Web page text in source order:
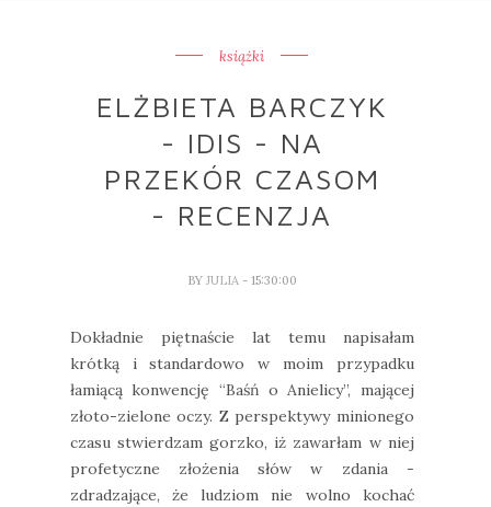
książki
ELŻBIETA BARCZYK
- IDIS - NA
PRZEKÓR CZASOM
- RECENZJA
BY JULIA - 15:30:00
Dokładnie piętnaście lat temu napisałam
krótką i standardowo w moim przypadku
łamiącą konwencję “Baśń o Anielicy”, mającej
złoto-zielone oczy. Z perspektywy minionego
czasu stwierdzam gorzko, iż zawarłam w niej
profetyczne złożenia słów w zdania -
zdradzające, że ludziom nie wolno kochać